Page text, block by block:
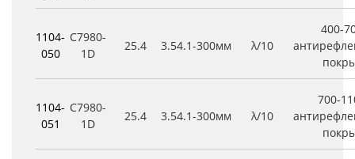
1104-
050
C7980-
1D
25.4 3.54.1-300мм λ/10
400-
1104-
051
C7980-
1D
25.4 3.54.1-300мм λ/10
700-